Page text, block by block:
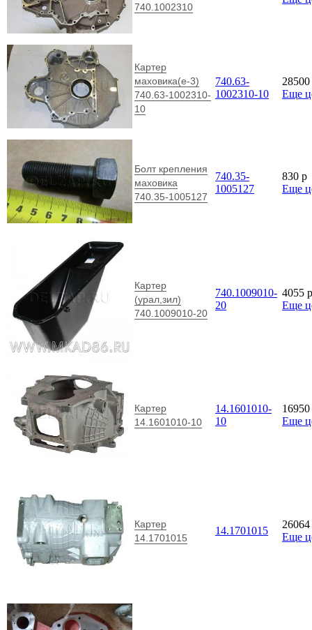
740.1002310
Картер
маховика(е-3)
740.63-1002310-
10
740.63-
1002310-10
28500
Еще
Болт крепления
маховика
740.35-1005127
740.35-
1005127
830 p
Еще
Картер
(урал,зил)
740.1009010-20
740.1009010-
20
4055 p
Еще
Картер
14.1601010-10
14.1601010-
10
16950
Еще
Картер
14.1701015
14.1701015
26064
Еще